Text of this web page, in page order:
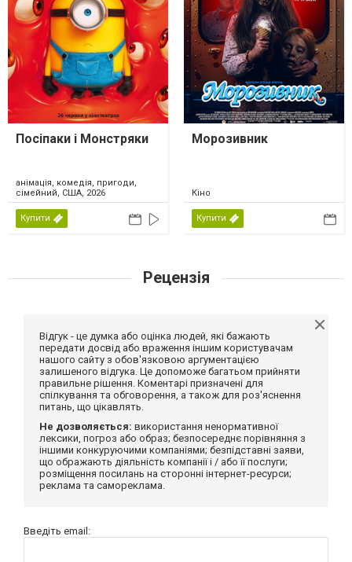
Посіпаки і Монстряки
анімація, комедія, пригоди,
сімейний, США, 2026
Купити
Морозивник
Кіно
Купити
Рецензія
Відгук - це думка або оцінка людей, які бажають
передати досвід або враження іншим користувачам
нашого сайту з обов'язковою аргументацією
залишеного відгука. Це допоможе багатьом прийняти
правильне рішення. Коментарі призначені для
спілкування та обговорення, а також для роз'яснення
питань, що цікавлять.
Не дозволяється: використання ненормативної
лексики, погроз або образ; безпосереднє порівняння з
іншими конкуруючими компаніями; безпідставні заяви,
що ображають діяльність компанії і / або її послуги;
розміщення посилань на сторонні інтернет-ресурси;
реклама та самореклама.
Введіть email: